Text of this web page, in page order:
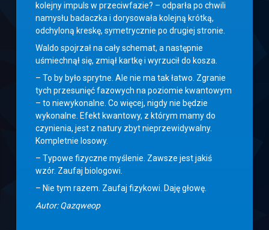
kolejny impuls w przeciwfazie? – odparła po chwili
namysłu badaczka i dorysowała kolejną krótką,
odchyloną kreskę, symetrycznie po drugiej stronie.
Waldo spojrzał na cały schemat, a następnie
uśmiechnął się, zmiął kartkę i wyrzucił do kosza.
– To by było sprytne. Ale nie ma tak łatwo. Zgranie
tych przesunięć fazowych na poziomie kwantowym
– to niewykonalne. Co więcej, nigdy nie będzie
wykonalne. Efekt kwantowy, z którym mamy do
czynienia, jest z natury zbyt nieprzewidywalny.
Kompletnie losowy.
– Typowe fizyczne myślenie. Zawsze jest jakiś
wzór. Zaufaj biologowi.
– Nie tym razem. Zaufaj fizykowi. Daję głowę.
Autor: Qazqweop